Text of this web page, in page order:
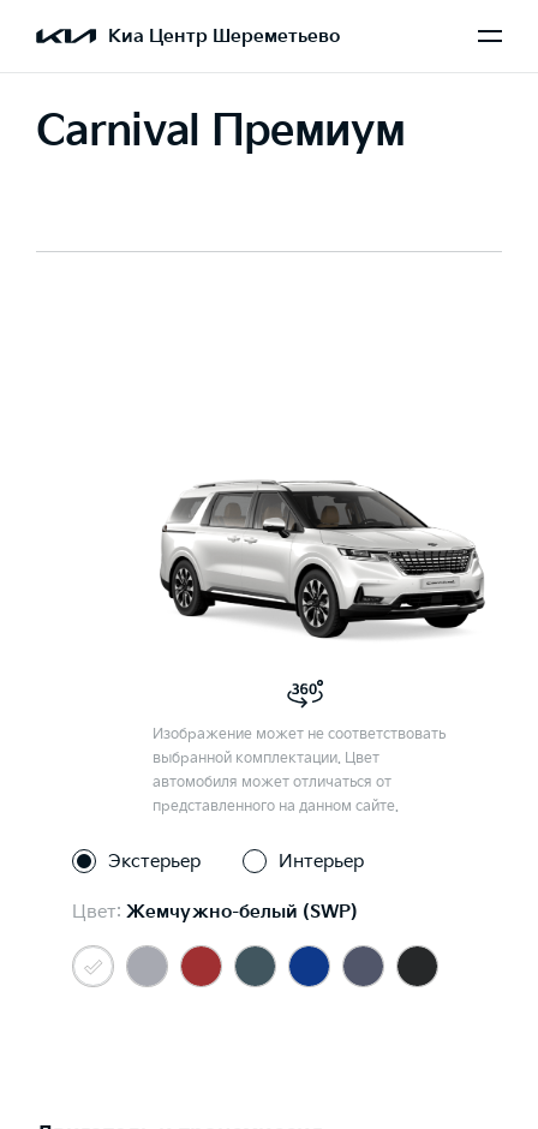
Киа Центр Шереметьево
Carnival Премиум
Изображение может не соответствовать
выбранной комплектации. Цвет
автомобиля может отличаться от
представленного на данном сайте.
Экстерьер Интерьер
Цвет: Жемчужно-белый (SWP)